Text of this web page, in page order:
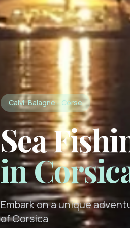
Calvi, Balagne - Corse
Sea
in
Embark on a unique
of Corsica